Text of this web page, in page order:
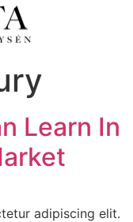
Learn In
adipiscing elit.